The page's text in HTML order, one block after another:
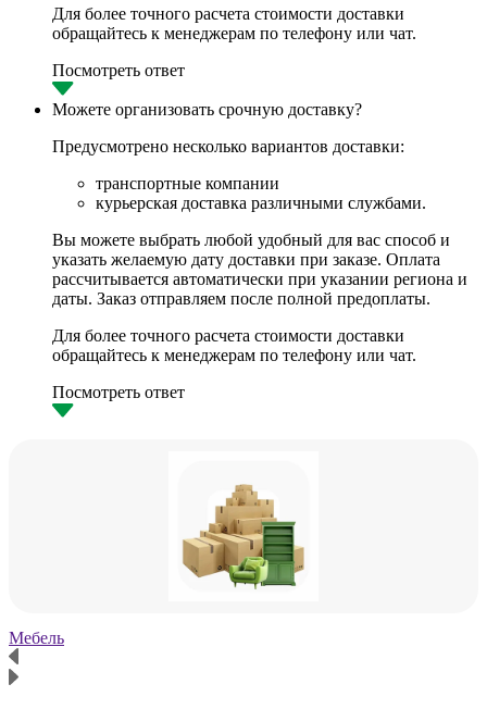
Для более точного расчета стоимости доставки
обращайтесь к менеджерам по телефону или чат.
Посмотреть ответ
Можете организовать срочную доставку?
Предусмотрено несколько вариантов доставки:
транспортные компании
курьерская доставка различными службами.
Вы можете выбрать любой удобный для вас способ и
указать желаемую дату доставки при заказе. Оплата
рассчитывается автоматически при указании региона и
даты. Заказ отправляем после полной предоплаты.
Для более точного расчета стоимости доставки
обращайтесь к менеджерам по телефону или чат.
Посмотреть ответ
Мебель